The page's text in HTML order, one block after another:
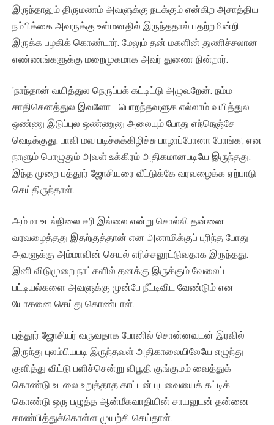
இருந்தாலும் திருமணம் அவளுக்கு நடக்கும் என்கிற அசாத்திய
நம்பிக்கை அவருக்கு உள்மனதில் இருந்ததால் பதற்றமின்றி
இருக்க பழகிக் கொண்டார். மேலும் தன் மகளின் துணிச்சலான
எண்ணங்களுக்கு மறைமுகமாக அவர் துணை நின்றார்.
’நாந்தான் வயித்துல நெருப்பக் கட்டிட்டு அழுவறேன். நம்ம
சாதிசெனத்துல இவளோட பொறந்தவளுக எல்லாம் வயித்துல
ஒண்ணு இடுப்புல ஒண்ணுனு அலையும் போது எந்நெஞ்சே
வெடிக்குது. பாவி மவ படிச்சுக்கிழிச்சு பாழாப்போனா போங்க’, என
நாளும் பொழுதும் அவள் உக்கிரம் அதிகமானபடியே இருந்தது.
இந்த முறை புத்தூர் ஜோசியரை வீட்டுக்கே வரவழைக்க ஏற்பாடு
செய்திருந்தாள்.
அம்மா உடல்நிலை சரி இல்லை என்று சொல்லி தன்னை
வரவழைத்தது இதற்குத்தான் என அனாமிக்குப் புரிந்த போது
அவளுக்கு அம்மாவின் செயல் எரிச்சலூட்டுவதாக இருந்தது.
இனி விடுமுறை நாட்களில் தனக்கு இருக்கும் வேலைப்
பட்டியல்களை அவளுக்கு முன்பே நீட்டிவிட வேண்டும் என
யோசனை செய்து கொண்டாள்.
புத்தூர் ஜோசியர் வருவதாக போனில் சொன்னவுடன் இரவில்
இருந்து புலம்பியபடி இருந்தவள் அதிகாலையிலேயே எழுந்து
குளித்து விட்டு பளிச்சென்று விபூதி குங்குமம் வைத்துக்
கொண்டு உடலை உறுத்தாத காட்டன் புடவையைக் கட்டிக்
கொண்டு ஒரு பழுத்த ஆன்மீகவாதியின் சாயலுடன் தன்னை
காண்பித்துக்கொள்ள முயற்சி செய்தாள்.